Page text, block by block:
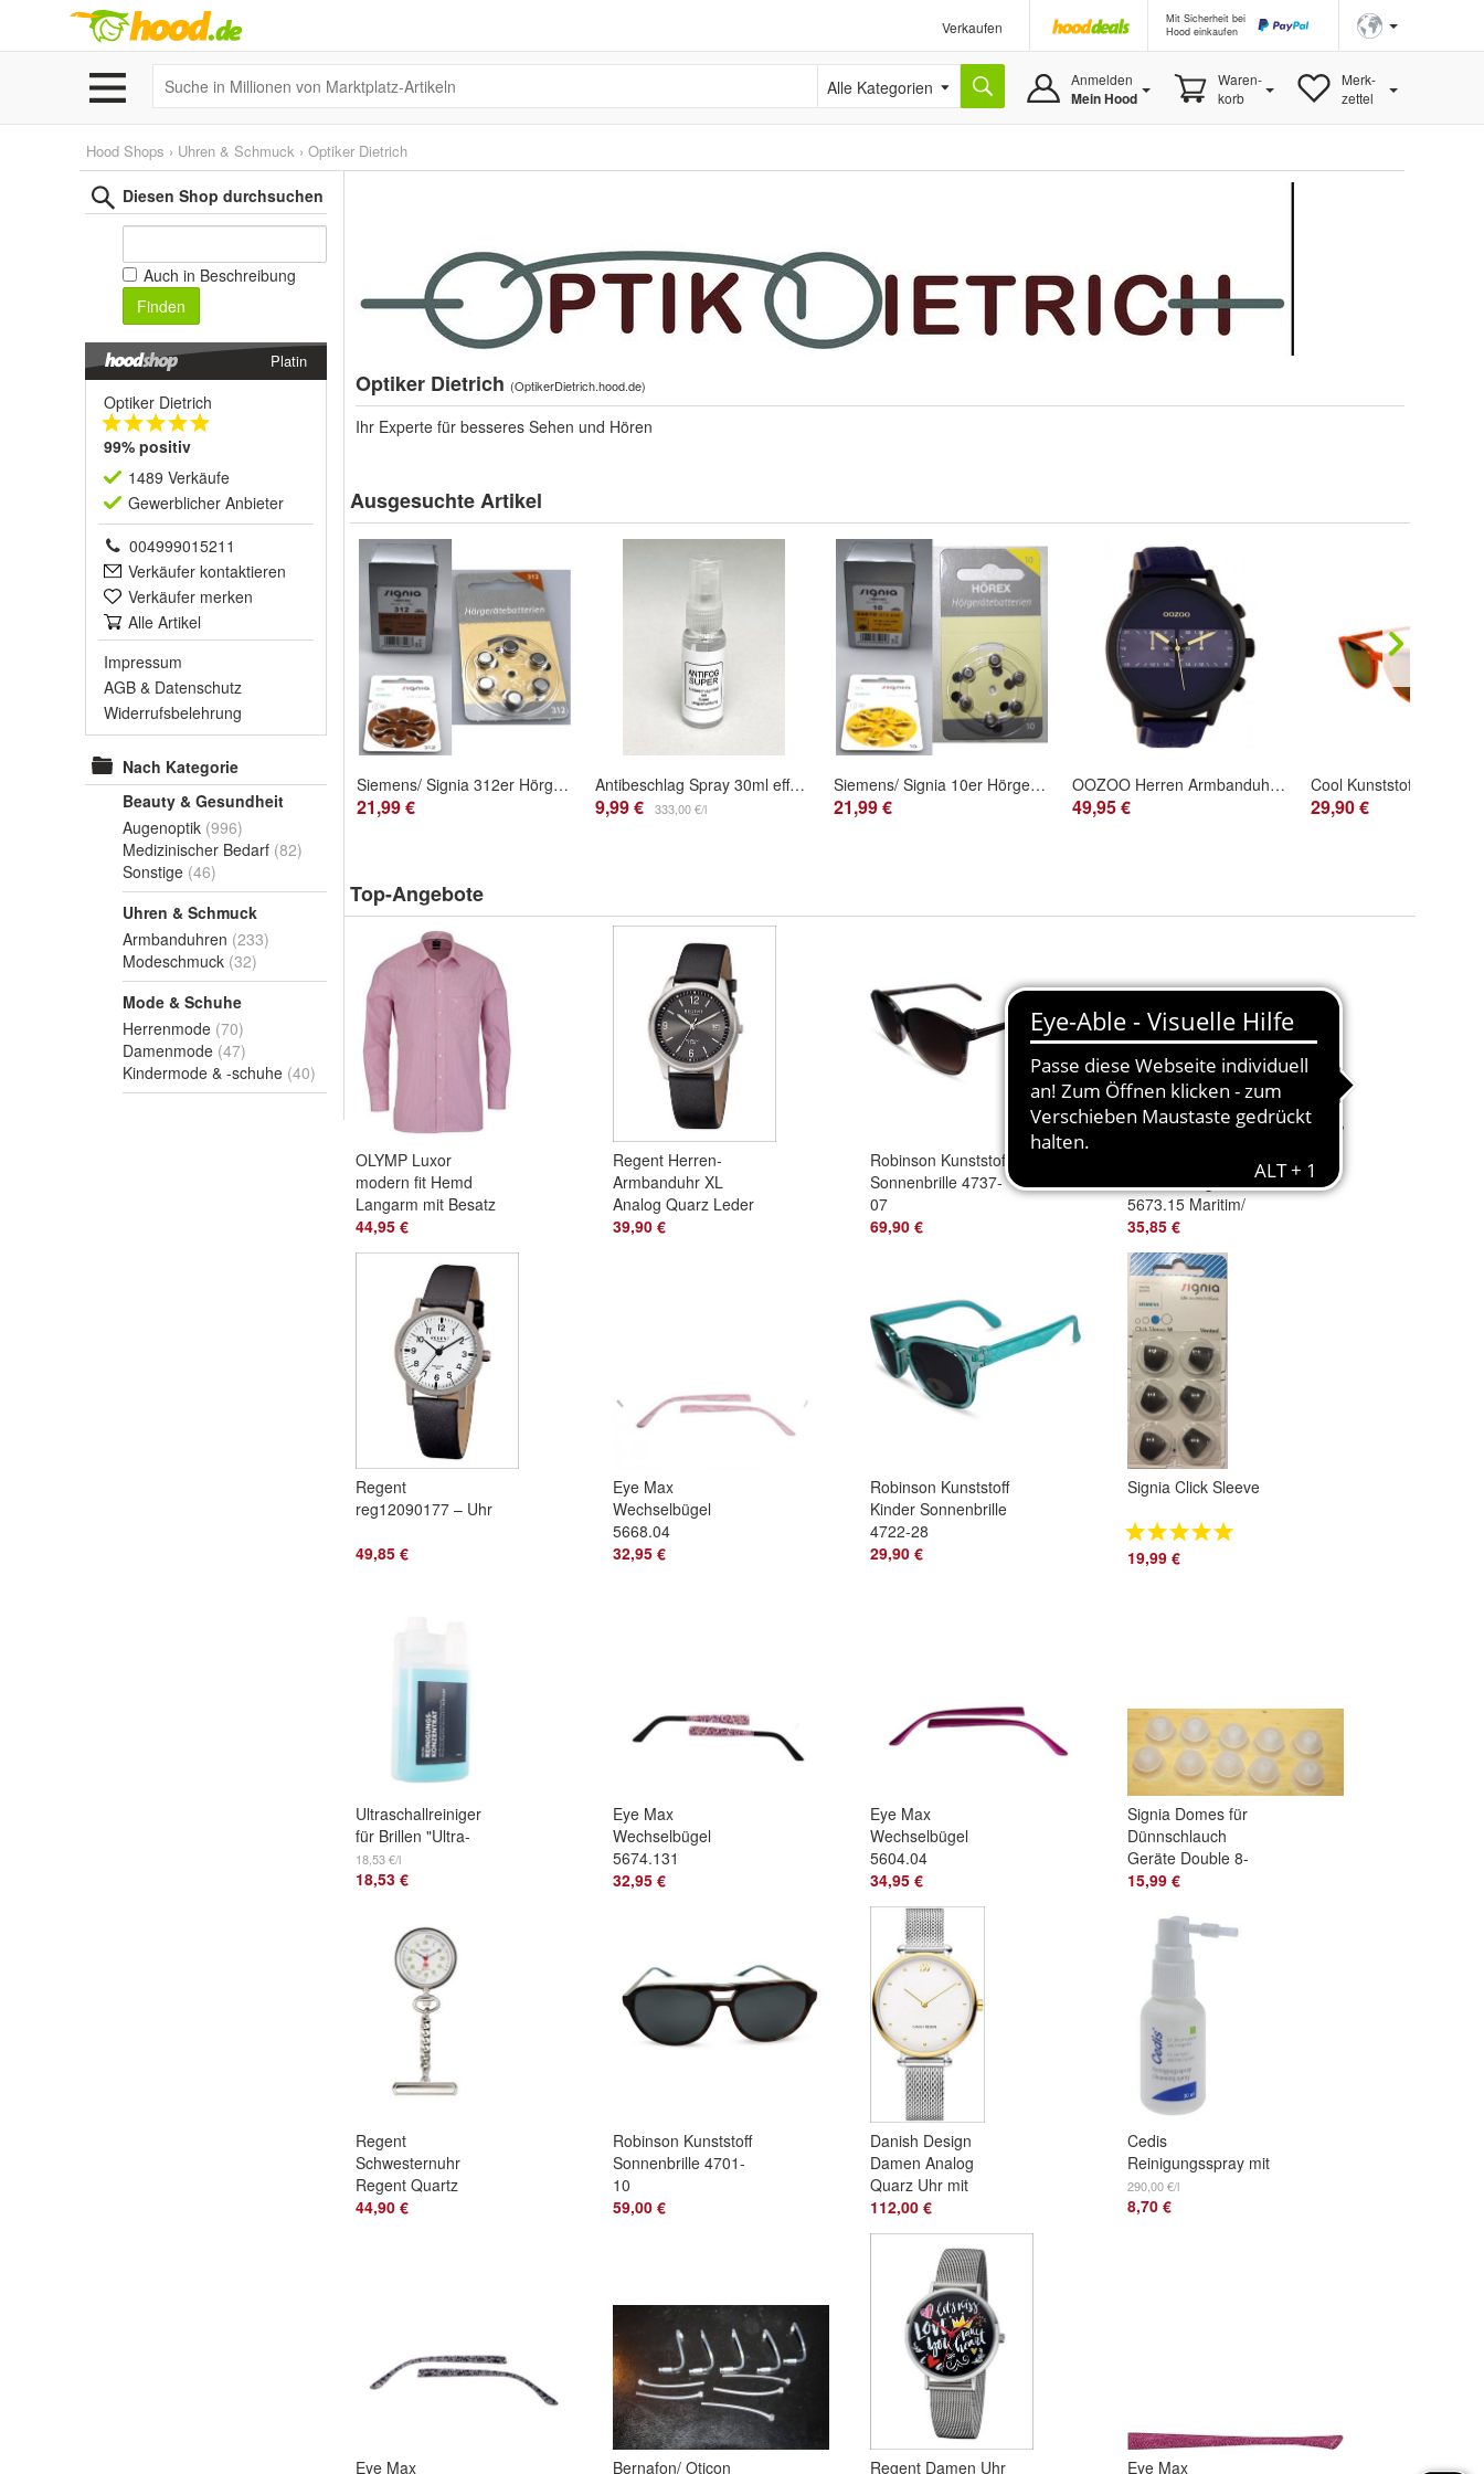
Verkaufen
Mit Sicherheit bei
Hood einkaufen
Alle Kategorien Anmelden
Mein Hood
Waren-
korb
Merk-
zettel
Hood Shops › Uhren & Schmuck › Optiker Dietrich
Diesen Shop durchsuchen
Auch in Beschreibung
Finden
Platin
Optiker Dietrich
99% positiv
1489 Verkäufe
Gewerblicher Anbieter
004999015211
Verkäufer kontaktieren
Verkäufer merken
Alle Artikel
Impressum
AGB & Datenschutz
Widerrufsbelehrung
Nach Kategorie
Beauty & Gesundheit
Augenoptik (996)
Medizinischer Bedarf (82)
Sonstige (46)
Uhren & Schmuck
Armbanduhren (233)
Modeschmuck (32)
Mode & Schuhe
Herrenmode (70)
Damenmode (47)
Kindermode & -schuhe (40)
Optiker Dietrich (OptikerDietrich.hood.de)
Ihr Experte für besseres Sehen und Hören
Ausgesuchte Artikel
Siemens/ Signia 312er Hörgeräte Batterien 60 Stück + 12 Testbatterien von Hörex Basic
21,99 €
Antibeschlag Spray 30ml effektiver Schutz vor beschlagenden Brillengläsern
9,99 € 333,00 €/l
Siemens/ Signia 10er Hörgeräte Batterien 60 Stück + 12 Testbatterien von Hörex Basic
21,99 €
OOZOO Herren Armbanduhr C10515
49,95 € 29,90 €
Top-Angebote
OLYMP Luxor
modern fit Hemd
Langarm mit Besatz
Streifen pink Größe
46
44,95 €
Regent Herren-
Armbanduhr XL
Analog Quarz Leder
11190096
39,90 €
Robinson Kunststoff
Sonnenbrille 4737-
07
69,90 €
Wechselbügel
5673.15 Maritim/
vertikal hellblau -
weiß Anker
35,85 €
Regent
reg12090177 – Uhr
49,85 €
Eye Max
Wechselbügel
5668.04
32,95 €
Robinson Kunststoff
Kinder Sonnenbrille
4722-28
29,90 €
Signia Click Sleeve
19,99 €
Ultraschallreiniger
für Brillen "Ultra-
Klar" Konzentrat
Dosierflasche
18,53 €/l
18,53 €
Eye Max
Wechselbügel
5674.131
32,95 €
Eye Max
Wechselbügel
5604.04
34,95 €
Signia Domes für
Dünnschlauch
Geräte Double 8-
10mm 10 Stück
15,99 €
Regent
Schwesternuhr
Regent Quartz
verchromt
44,90 €
Robinson Kunststoff
Sonnenbrille 4701-
10
59,00 €
Danish Design
Damen Analog
Quarz Uhr mit
Edelstahl Armband
IV65Q1229
112,00 €
Cedis
Reinigungsspray mit
Bürste, 30 ml -
Cedis-Nr. 86701
290,00 €/l
8,70 €
Eye Max Bernafon/ Oticon Regent Damen Uhr Eye Max